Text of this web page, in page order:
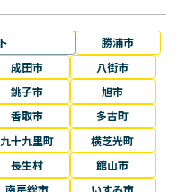
勝浦市
成田市
八街市
銚子市
旭市
香取市
多古町
九十九里町
横芝光町
長生村
館山市